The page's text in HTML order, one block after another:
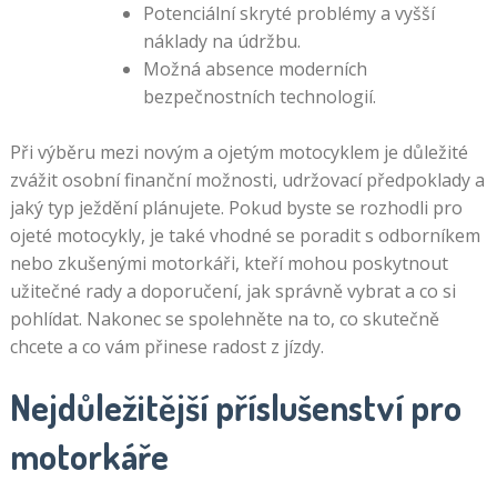
Potenciální skryté problémy a vyšší
náklady na údržbu.
Možná absence moderních
bezpečnostních technologií.
Při výběru mezi novým a ojetým motocyklem je důležité
zvážit osobní finanční možnosti, udržovací předpoklady a
jaký typ ježdění plánujete. Pokud byste se rozhodli pro
ojeté motocykly, je také vhodné se poradit s odborníkem
nebo zkušenými motorkáři, kteří mohou poskytnout
užitečné rady a doporučení, jak správně vybrat a co si
pohlídat. Nakonec se spolehněte na to, co skutečně
chcete a co vám přinese radost z jízdy.
Nejdůležitější příslušenství pro
motorkáře